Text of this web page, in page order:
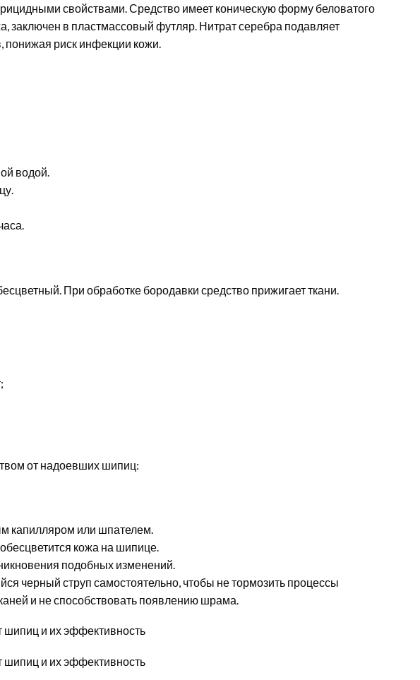
свойствами. Средство имеет коническую форму беловатого
заключен в пластмассовый футляр. Нитрат серебра подавляет
риск инфекции кожи.
водой.
При обработке бородавки средство прижигает ткани.
от надоевших шипиц:
капилляром или шпателем.
кожа на шипице.
подобных изменений.
черный струп самостоятельно, чтобы не тормозить процессы
и не способствовать появлению шрама.